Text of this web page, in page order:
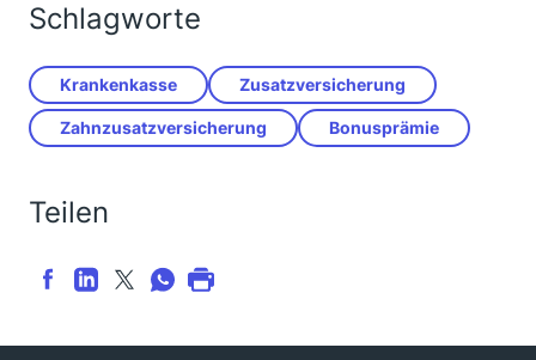
Schlagworte
Krankenkasse Zusatzversicherung
Zahnzusatzversicherung Bonusprämie
Teilen